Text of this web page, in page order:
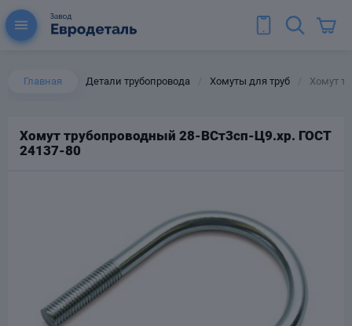
Главная Детали трубопровода Хомуты для труб Хомут
Хомут трубопроводный 28-ВСт3сп-Ц9.хр. ГОСТ
24137-80
для труб
Тройники стальные